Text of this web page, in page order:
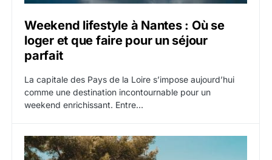
Weekend lifestyle à Nantes : Où se
loger et que faire pour un séjour
parfait
La capitale des Pays de la Loire s’impose aujourd’hui
comme une destination incontournable pour un
weekend enrichissant. Entre…